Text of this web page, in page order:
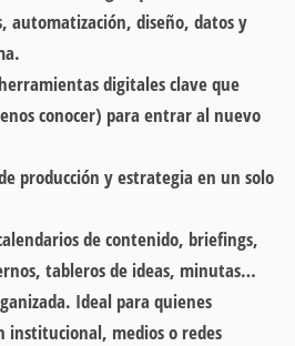
automatización, diseño, datos y
digitales clave que
conocer) para entrar al nuevo
producción y estrategia en un solo
de contenido, briefings,
tableros de ideas, minutas…
Ideal para quienes
institucional, medios o redes